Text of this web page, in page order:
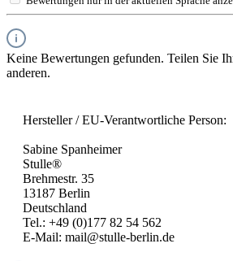
Keine Bewertungen gefunden. Teilen Sie
anderen.
Hersteller / EU-Verantwortliche Person:
Sabine Spanheimer
Stulle®
Brehmestr. 35
13187 Berlin
Deutschland
Tel.: +49 (0)177 82 54 562
E-Mail: mail@stulle-berlin.de